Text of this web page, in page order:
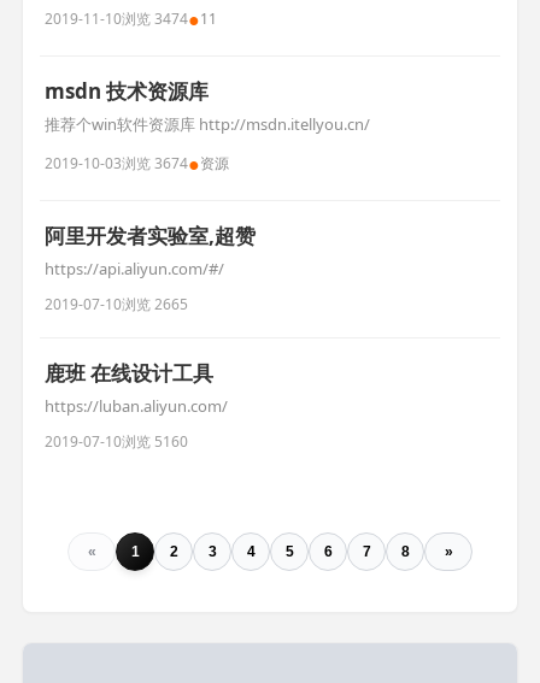
布即可
2019-11-10浏览 3474●11
msdn 技术资源库
推荐个win软件资源库 http://msdn.itellyou.cn/
2019-10-03浏览 3674●资源
阿里开发者实验室,超赞
https://api.aliyun.com/#/
2019-07-10浏览 2665
鹿班 在线设计工具
https://luban.aliyun.com/
2019-07-10浏览 5160
« 1 2 3 4 5 6 7 8 »